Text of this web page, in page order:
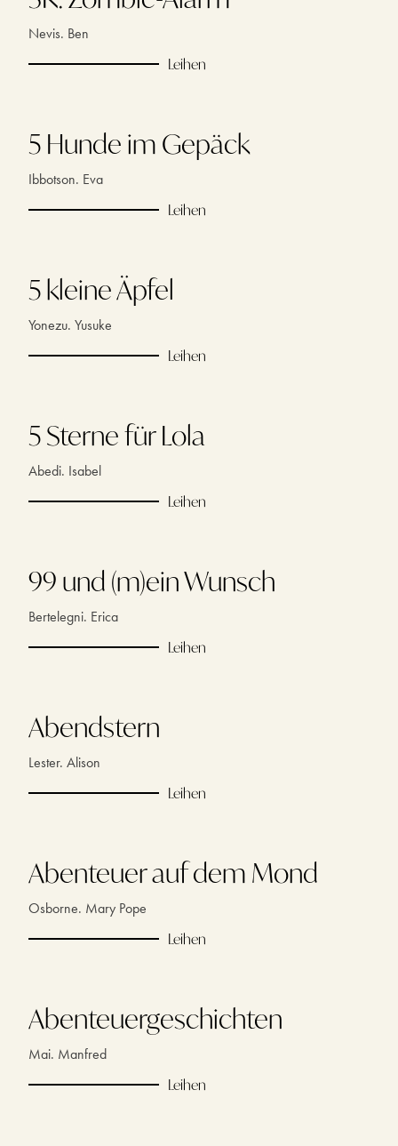
Nevis. Ben
Leihen
5 Hunde im Gepäck
Ibbotson. Eva
Leihen
5 kleine Äpfel
Yonezu. Yusuke
Leihen
5 Sterne für Lola
Abedi. Isabel
Leihen
99 und (m)ein Wunsch
Bertelegni. Erica
Leihen
Abendstern
Lester. Alison
Leihen
Abenteuer auf dem Mond
Osborne. Mary Pope
Leihen
Abenteuergeschichten
Mai. Manfred
Leihen